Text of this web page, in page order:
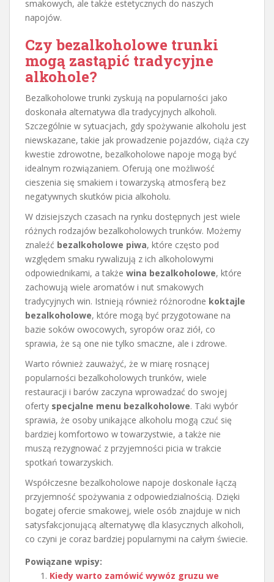
smakowych, ale także estetycznych do naszych
napojów.
Czy bezalkoholowe trunki
mogą zastąpić tradycyjne
alkohole?
Bezalkoholowe trunki zyskują na popularności jako
doskonała alternatywa dla tradycyjnych alkoholi.
Szczególnie w sytuacjach, gdy spożywanie alkoholu jest
niewskazane, takie jak prowadzenie pojazdów, ciąża czy
kwestie zdrowotne, bezalkoholowe napoje mogą być
idealnym rozwiązaniem. Oferują one możliwość
cieszenia się smakiem i towarzyską atmosferą bez
negatywnych skutków picia alkoholu.
W dzisiejszych czasach na rynku dostępnych jest wiele
różnych rodzajów bezalkoholowych trunków. Możemy
znaleźć bezalkoholowe piwa, które często pod
względem smaku rywalizują z ich alkoholowymi
odpowiednikami, a także wina bezalkoholowe, które
zachowują wiele aromatów i nut smakowych
tradycyjnych win. Istnieją również różnorodne koktajle
bezalkoholowe, które mogą być przygotowane na
bazie soków owocowych, syropów oraz ziół, co
sprawia, że są one nie tylko smaczne, ale i zdrowe.
Warto również zauważyć, że w miarę rosnącej
popularności bezalkoholowych trunków, wiele
restauracji i barów zaczyna wprowadzać do swojej
oferty specjalne menu bezalkoholowe. Taki wybór
sprawia, że osoby unikające alkoholu mogą czuć się
bardziej komfortowo w towarzystwie, a także nie
muszą rezygnować z przyjemności picia w trakcie
spotkań towarzyskich.
Współczesne bezalkoholowe napoje doskonale łączą
przyjemność spożywania z odpowiedzialnością. Dzięki
bogatej ofercie smakowej, wiele osób znajduje w nich
satysfakcjonującą alternatywę dla klasycznych alkoholi,
co czyni je coraz bardziej popularnymi na całym świecie.
Powiązane wpisy:
Kiedy warto zamówić wywóz gruzu we